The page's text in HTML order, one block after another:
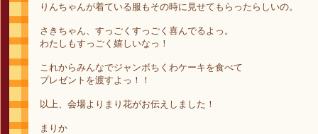
りんちゃんが着ている服もその時に見せてもらったらしいの。
さきちゃん、すっごくすっごく喜んでるよっ。
わたしもすっごく嬉しいなっ！
これからみんなでジャンボちくわケーキを食べて
プレゼントを渡すよっ！！
以上、会場よりまり花がお伝えしました！
まりか